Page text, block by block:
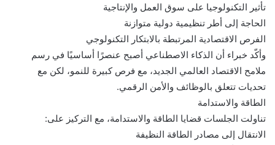
تأثير التكنولوجيا على سوق العمل والإنتاجية
الحاجة إلى أطر تنظيمية دولية متوازنة
الفرص الاقتصادية المرتبطة بالابتكار التكنولوجي
وأكّد خبراء أن الذكاء الاصطناعي أصبح عنصرًا أساسيًا في رسم
ملامح الاقتصاد العالمي الجديد، مع فرص كبيرة للنمو، لكن مع
تحديات تتعلق بالوظائف والأمن الرقمي.
الطاقة والاستدامة
تناولت الجلسات قضايا الطاقة والاستدامة، مع التركيز على:
الانتقال إلى مصادر الطاقة النظيفة